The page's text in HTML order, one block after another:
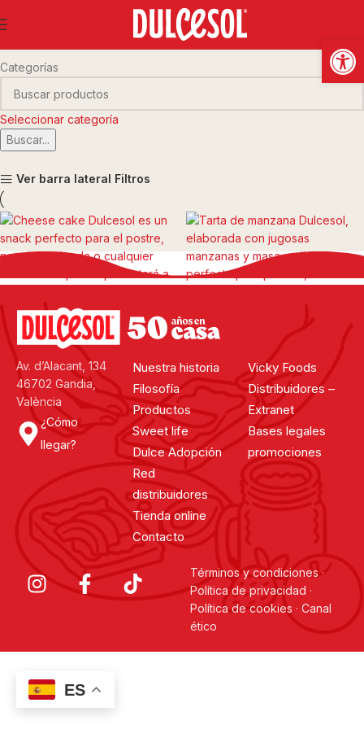
Postres Dulcesol
Categorías
Seleccionar categoría
Buscar...
Ver barra lateral Filtros
Cheese cake
Tarta de manzana
Av. d’Alacant, 134
46702 Gandia,
València
¿Cómo
llegar?
Nuestra historia
Filosofía
Productos
Sweet life
Dulce Adopción
Red
distribuidores
Tienda online
Contacto
Vicky Foods
Distribuidores –
Extranet
Bases legales
promociones
Términos y condiciones·
Política de privacidad ·
Política de cookies · Canal
ético
ES